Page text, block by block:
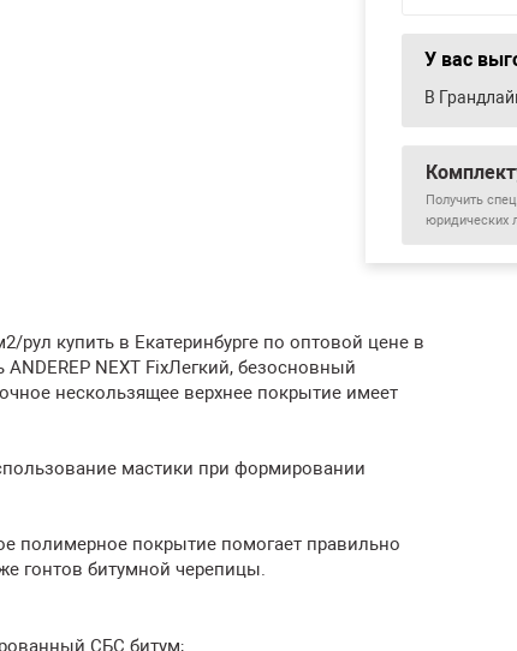
У вас
Получить
юридических
купить в Екатеринбурге по оптовой цене в
NEXT FixЛегкий, безосновный
нескользящее верхнее покрытие имеет
мастики при формировании
полимерное покрытие помогает правильно
гонтов битумной черепицы.
СБС битум;